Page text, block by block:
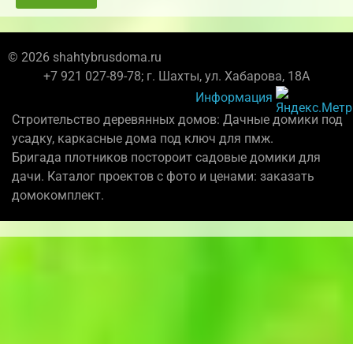
© 2026 shahtybrusdoma.ru
+7 921 027-89-78; г. Шахты, ул. Хабарова, 18А
Информация
Строительство деревянных домов: Дачные домики под
усадку, каркасные дома под ключ для пмж.
Бригада плотников постороит садовые домики для
дачи. Каталог проектов с фото и ценами: заказать
домокомплект.